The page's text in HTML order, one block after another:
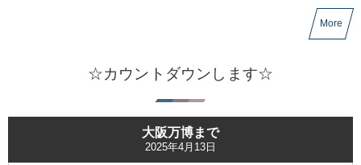
More
☆カウントダウンします☆
大阪万博まで
2025年4月13日